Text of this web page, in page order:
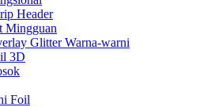
Header
Mingguan
Glitter Warna-warni
3D
Foil